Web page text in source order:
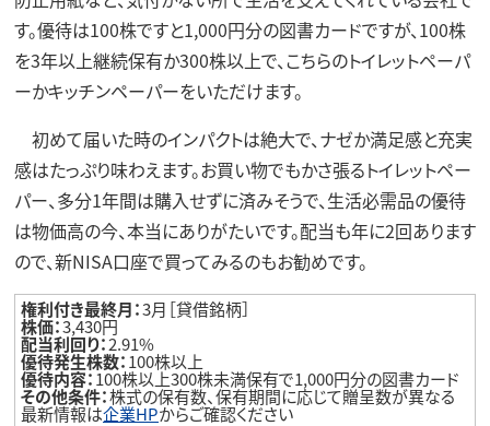
す。優待は100株ですと1,000円分の図書カードですが、100株
を3年以上継続保有か300株以上で、こちらのトイレットペーパ
ーかキッチンペーパーをいただけます。
初めて届いた時のインパクトは絶大で、ナゼか満足感と充実
感はたっぷり味わえます。お買い物でもかさ張るトイレットペー
パー、多分1年間は購入せずに済みそうで、生活必需品の優待
は物価高の今、本当にありがたいです。配当も年に2回あります
ので、新NISA口座で買ってみるのもお勧めです。
権利付き最終月：3月［貸借銘柄］
株価：3,430円
配当利回り：2.91%
優待発生株数：100株以上
優待内容：100株以上300株未満保有で1,000円分の図書カード
その他条件：株式の保有数、保有期間に応じて贈呈数が異なる
最新情報は企業HPからご確認ください